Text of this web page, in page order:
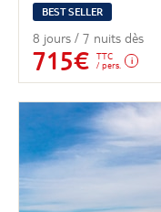
BEST SELLER
8 jours / 7 nuits dès
715€
TTC
/ pers.